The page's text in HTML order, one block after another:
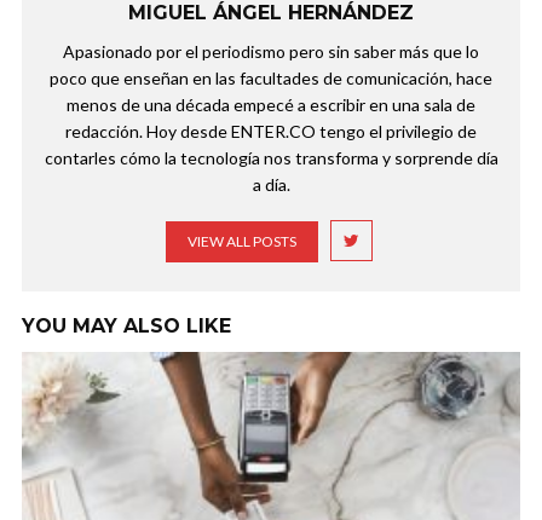
MIGUEL ÁNGEL HERNÁNDEZ
Apasionado por el periodismo pero sin saber más que lo
poco que enseñan en las facultades de comunicación, hace
menos de una década empecé a escribir en una sala de
redacción. Hoy desde ENTER.CO tengo el privilegio de
contarles cómo la tecnología nos transforma y sorprende día
a día.
VIEW ALL POSTS
YOU MAY ALSO LIKE